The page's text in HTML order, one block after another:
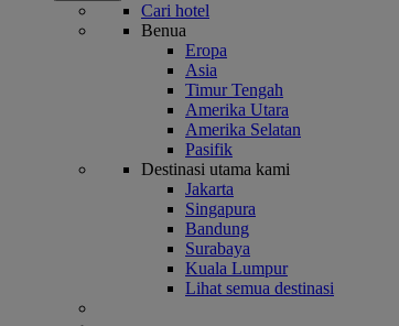
Cari hotel
Benua
Eropa
Asia
Timur Tengah
Amerika Utara
Amerika Selatan
Pasifik
Destinasi utama kami
Jakarta
Singapura
Bandung
Surabaya
Kuala Lumpur
Lihat semua destinasi